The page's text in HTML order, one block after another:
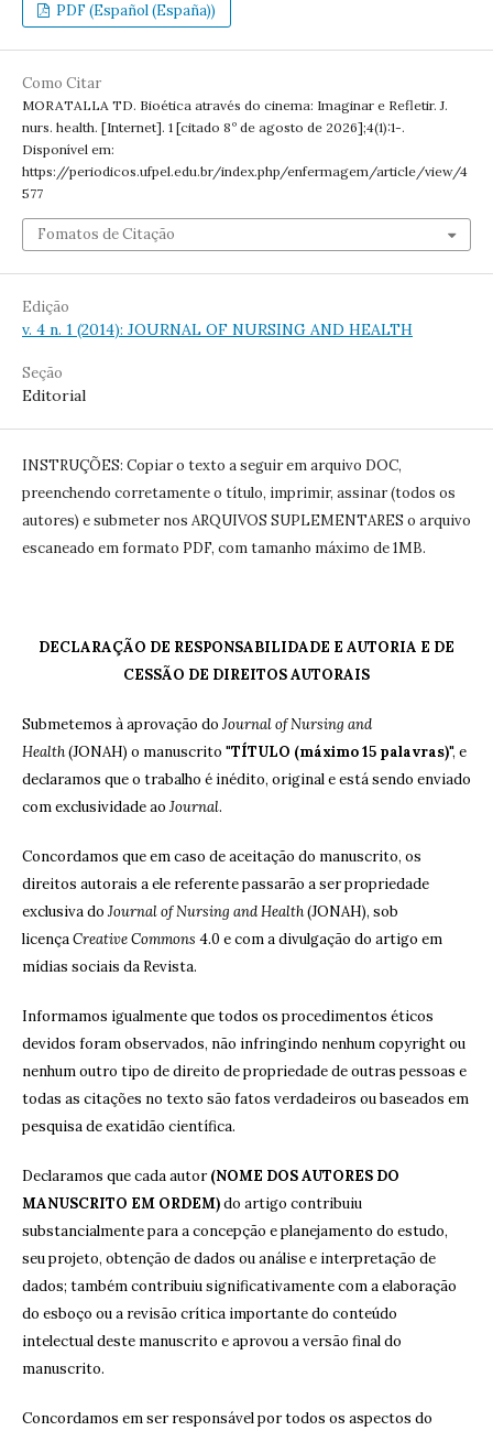
PDF (Español (España))
Como Citar
MORATALLA TD. Bioética através do cinema: Imaginar e Refletir. J.
nurs. health. [Internet]. 1 [citado 8º de agosto de 2026];4(1):1-.
Disponível em:
https://periodicos.ufpel.edu.br/index.php/enfermagem/article/view/4
577
Fomatos de Citação
Edição
v. 4 n. 1 (2014): JOURNAL OF NURSING AND HEALTH
Seção
Editorial
INSTRUÇÕES: Copiar o texto a seguir em arquivo DOC,
preenchendo corretamente o título, imprimir, assinar (todos os
autores) e submeter nos ARQUIVOS SUPLEMENTARES o arquivo
escaneado em formato PDF, com tamanho máximo de 1MB.
DECLARAÇÃO DE RESPONSABILIDADE E AUTORIA E DE
CESSÃO DE DIREITOS AUTORAIS
Submetemos à aprovação do Journal of Nursing and
Health(JONAH) o manuscrito "TÍTULO (máximo 15 palavras)", e
declaramos que o trabalho é inédito, original e está sendo enviado
com exclusividade ao Journal.
Concordamos que em caso de aceitação do manuscrito, os
direitos autorais a ele referente passarão a ser propriedade
exclusiva do Journal of Nursing and Health(JONAH), sob
licençaCreative Commons 4.0 e com a divulgação do artigo em
mídias sociais da Revista.
Informamos igualmente que todos os procedimentos éticos
devidos foram observados, não infringindo nenhum copyright ou
nenhum outro tipo de direito de propriedade de outras pessoas e
todas as citações no texto são fatos verdadeiros ou baseados em
pesquisa de exatidão científica.
Declaramos que cada autor(NOME DOS AUTORES DO
MANUSCRITO EM ORDEM)do artigo contribuiu
substancialmente para a concepção e planejamento do estudo,
seu projeto, obtenção de dados ou análise e interpretação de
dados; também contribuiu significativamente com a elaboração
do esboço ou a revisão crítica importante do conteúdo
intelectual deste manuscrito e aprovou a versão final do
manuscrito.
Concordamos em ser responsável por todos os aspectos do